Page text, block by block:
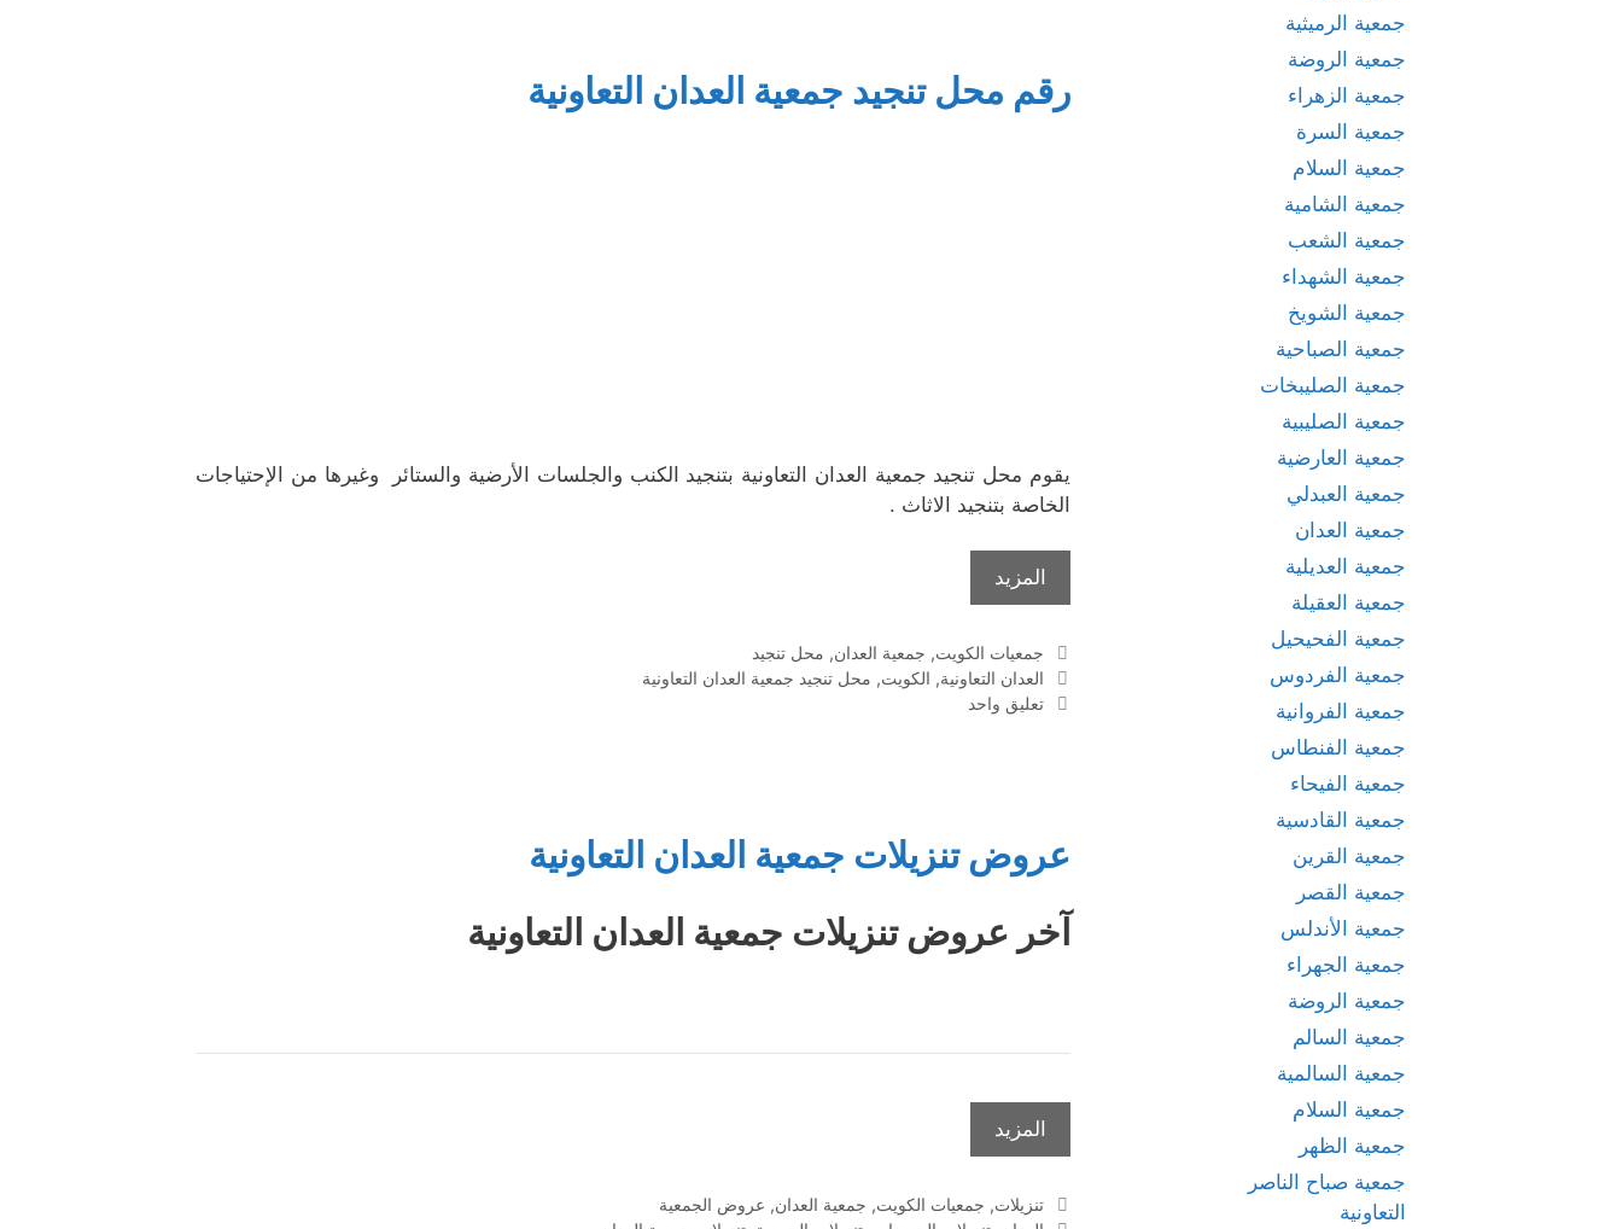
رقم محل تنجيد جمعية العدان التعاونية
يقوم محل تنجيد جمعية العدان التعاونية بتنجيد الكنب والجلسات الأرضية والستائر وغيرها من الإحتياجات
الخاصة بتنجيد الاثاث .
المزيد
التصنيفات
جمعيات الكويت, جمعية العدان, محل تنجيد
الوسوم
العدان التعاونية, الكويت, محل تنجيد جمعية العدان التعاونية
تعليق واحد
عروض تنزيلات جمعية العدان التعاونية
آخر عروض تنزيلات جمعية العدان التعاونية
المزيد
التصنيفات
تنزيلات, جمعيات الكويت, جمعية العدان, عروض الجمعية
جمعية الرميثية
جمعية الروضة
جمعية الزهراء
جمعية السرة
جمعية السلام
جمعية الشامية
جمعية الشعب
جمعية الشهداء
جمعية الشويخ
جمعية الصباحية
جمعية الصليبخات
جمعية الصليبية
جمعية العارضية
جمعية العبدلي
جمعية العدان
جمعية العديلية
جمعية العقيلة
جمعية الفحيحيل
جمعية الفردوس
جمعية الفروانية
جمعية الفنطاس
جمعية الفيحاء
جمعية القادسية
جمعية القرين
جمعية القصر
جمعية الأندلس
جمعية الجهراء
جمعية الروضة
جمعية السالم
جمعية السالمية
جمعية السلام
جمعية الظهر
جمعية صباح الناصر
التعاونية